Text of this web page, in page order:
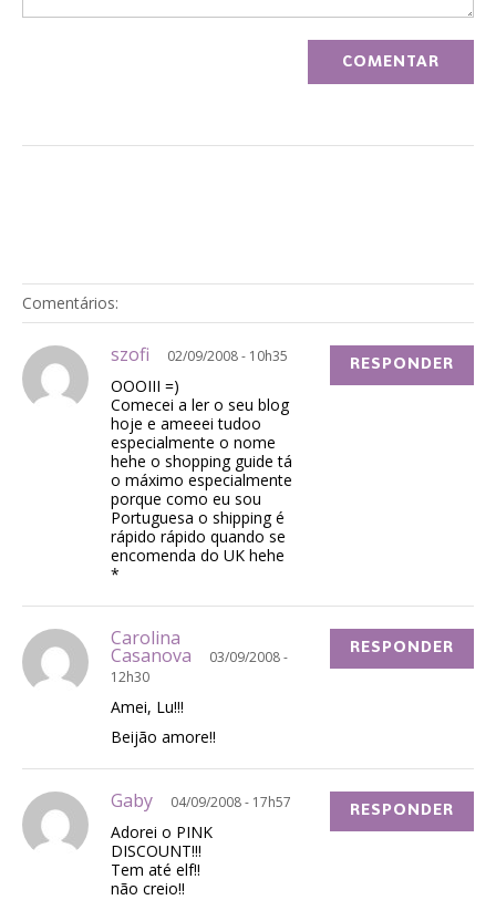
Comentários:
szofi 02/09/2008 - 10h35
OOOIII =)
Comecei a ler o seu blog
hoje e ameeei tudoo
especialmente o nome
hehe o shopping guide tá
o máximo especialmente
porque como eu sou
Portuguesa o shipping é
rápido rápido quando se
encomenda do UK hehe
*
RESPONDER
Carolina
Casanova
03/09/2008 -
12h30
Amei, Lu!!!
Beijão amore!!
RESPONDER
Gaby 04/09/2008 - 17h57
Adorei o PINK
DISCOUNT!!!
Tem até elf!!
não creio!!
RESPONDER